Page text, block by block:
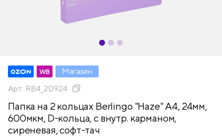
Магазин
Арт. RB4_2D924
Папка на 2 кольцах Berlingo "Haze" А4, 24мм,
600мкм, D-кольца, с внутр. карманом,
сиреневая, софт-тач